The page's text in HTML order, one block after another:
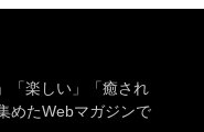
「楽しい」「癒され
めたWebマガジンで